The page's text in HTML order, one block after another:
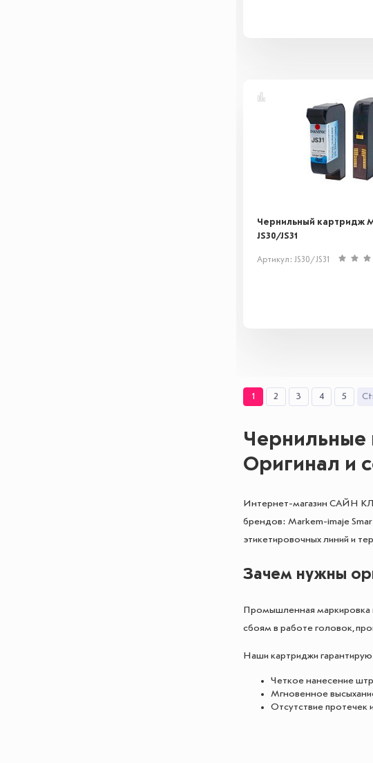
Чернильный картридж
JS30/JS31
Артикул: JS30/JS31
1 2 3 4 5
Чернильные
Оригинал и
Интернет-магазин САЙН
брендов: Markem-imaje
этикетировочных линий и
Зачем нужны
Промышленная маркировка
сбоям в работе головок,
Наши картриджи
Четкое нанесение
Мгновенное
Отсутствие протечек